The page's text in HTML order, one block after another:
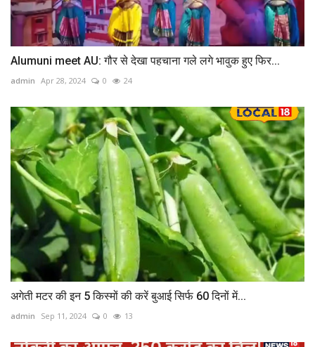
Alumuni meet AU: गौर से देखा पहचाना गले लगे भावुक हुए फिर...
admin Apr 28, 2024 0 24
अगेती मटर की इन 5 किस्मों की करें बुआई सिर्फ 60 दिनों में...
admin Sep 11, 2024 0 13